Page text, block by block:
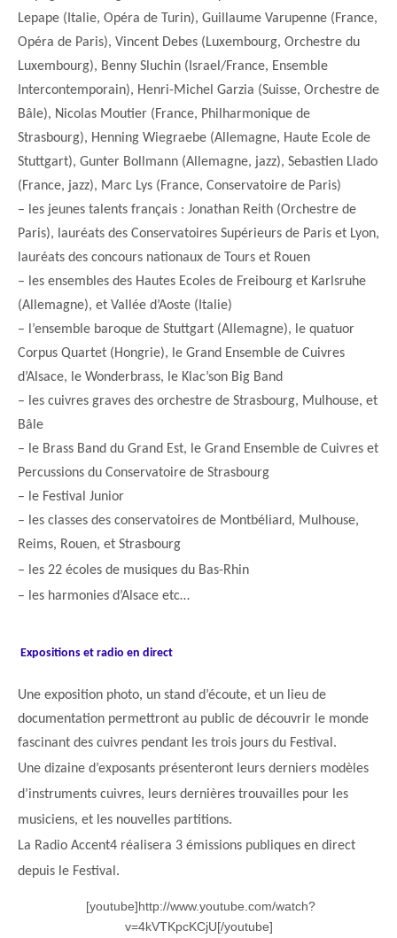
Lepape (Italie, Opéra de Turin), Guillaume Varupenne (France,
Opéra de Paris), Vincent Debes (Luxembourg, Orchestre du
Luxembourg), Benny Sluchin (Israel/France, Ensemble
Intercontemporain), Henri-Michel Garzia (Suisse, Orchestre de
Bâle), Nicolas Moutier (France, Philharmonique de
Strasbourg), Henning Wiegraebe (Allemagne, Haute Ecole de
Stuttgart), Gunter Bollmann (Allemagne, jazz), Sebastien Llado
(France, jazz), Marc Lys (France, Conservatoire de Paris)
– les jeunes talents français : Jonathan Reith (Orchestre de
Paris), lauréats des Conservatoires Supérieurs de Paris et Lyon,
lauréats des concours nationaux de Tours et Rouen
– les ensembles des Hautes Ecoles de Freibourg et Karlsruhe
(Allemagne), et Vallée d’Aoste (Italie)
– l’ensemble baroque de Stuttgart (Allemagne), le quatuor
Corpus Quartet (Hongrie), le Grand Ensemble de Cuivres
d’Alsace, le Wonderbrass, le Klac’son Big Band
– les cuivres graves des orchestre de Strasbourg, Mulhouse, et
Bâle
– le Brass Band du Grand Est, le Grand Ensemble de Cuivres et
Percussions du Conservatoire de Strasbourg
– le Festival Junior
– les classes des conservatoires de Montbéliard, Mulhouse,
Reims, Rouen, et Strasbourg
– les 22 écoles de musiques du Bas-Rhin
– les harmonies d’Alsace etc…
Expositions et radio en direct
Une exposition photo, un stand d’écoute, et un lieu de
documentation permettront au public de découvrir le monde
fascinant des cuivres pendant les trois jours du Festival.
Une dizaine d’exposants présenteront leurs derniers modèles
d’instruments cuivres, leurs dernières trouvailles pour les
musiciens, et les nouvelles partitions.
La Radio Accent4 réalisera 3 émissions publiques en direct
depuis le Festival.
[youtube]http://www.youtube.com/watch?
v=4kVTKpcKCjU[/youtube]